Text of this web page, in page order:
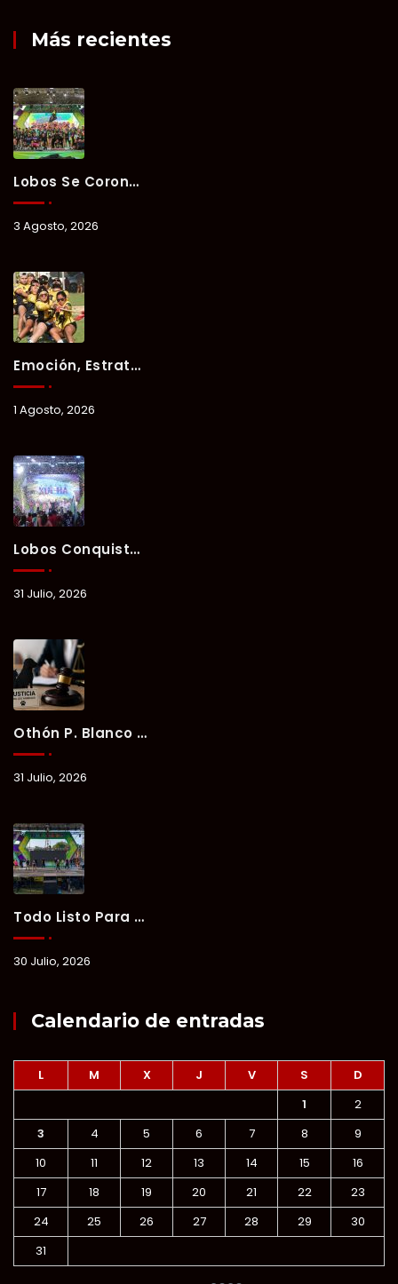
Más recientes
Lobos Se Corona Campeón Del Verano Xul-Há 2026 Tras Tres Días De Intensa Competencia.
3 Agosto, 2026
Emoción, Estrategia Y Trabajo En Equipo Marcan El Segundo Día Del Verano Xul-Há 2026.
1 Agosto, 2026
Lobos Conquista La Primera Competencia Del Verano Xul-Há 2026 En Una Noche Llena De Talento Y Energía.
31 Julio, 2026
Othón P. Blanco Refrenda Su Compromiso Contra El Maltrato Animal: Vinculan A Proceso A Presunto Responsable Tras Denuncia Del Ayuntamiento.
31 Julio, 2026
Todo Listo Para “Verano Xul-Há 2026”; Un Fin De Semana De Deporte, Música Y Convivencia Familiar.
30 Julio, 2026
Calendario de entradas
L M X J V S
D
1
2
3
4 5 6 7 8
9
10
11 12 13 14 15
16
17
18 19 20 21 22
23
24
25 26 27 28 29
30
31